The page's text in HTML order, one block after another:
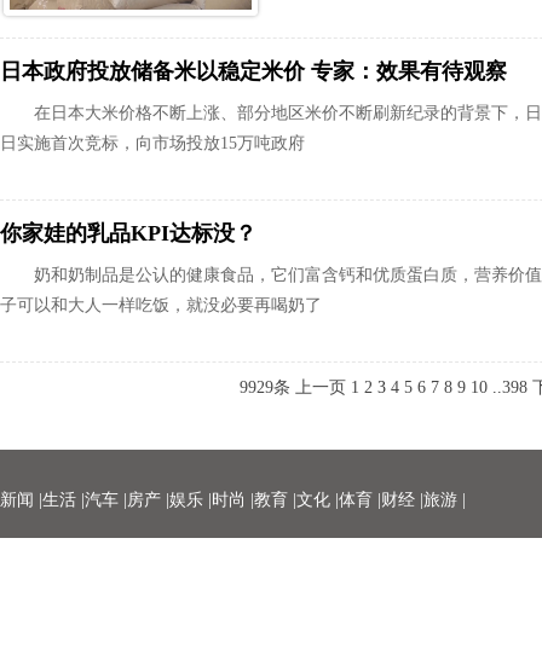
日本政府投放储备米以稳定米价 专家：效果有待观察
在日本大米价格不断上涨、部分地区米价不断刷新纪录的背景下，
日实施首次竞标，向市场投放15万吨政府
你家娃的乳品KPI达标没？
奶和奶制品是公认的健康食品，它们富含钙和优质蛋白质，营养价
子可以和大人一样吃饭，就没必要再喝奶了
9929条 上一页 1 2 3 4 5 6 7 8 9 10 ..398
新闻 | 生活 | 汽车 | 房产 | 娱乐 | 时尚 | 教育 | 文化 | 体育 | 财经 | 旅游 |